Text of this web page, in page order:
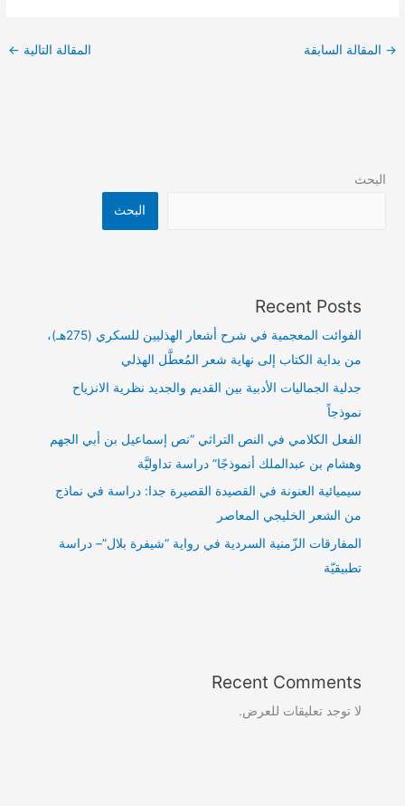
→ المقالة السابقة المقالة التالية ←
البحث
البحث
Recent Posts
الفوائت المعجمية في شرح أشعار الهذليين للسكري (275هـ)،
من بداية الكتاب إلى نهاية شعر المُعطَّل الهذلي
جدلية الجماليات الأدبية بين القديم والجديد نظرية الانزياح
نموذجاً
الفعل الكلامي في النص التراثي “نص إسماعيل بن أبي الجهم
وهشام بن عبدالملك أنموذجًا” دراسة تداوليَّة
سيميائية العنونة في القصيدة القصيرة جدا: دراسة في نماذج
من الشعر الخليجي المعاصر
المفارقات الزّمنية السردية في رواية “شيفرة بلال”– دراسة
تطبيقيّة
Recent Comments
لا توجد تعليقات للعرض.